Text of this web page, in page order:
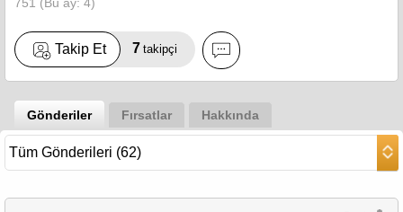
Takip Et 7 takipçi
Gönderiler Fırsatlar Hakkında